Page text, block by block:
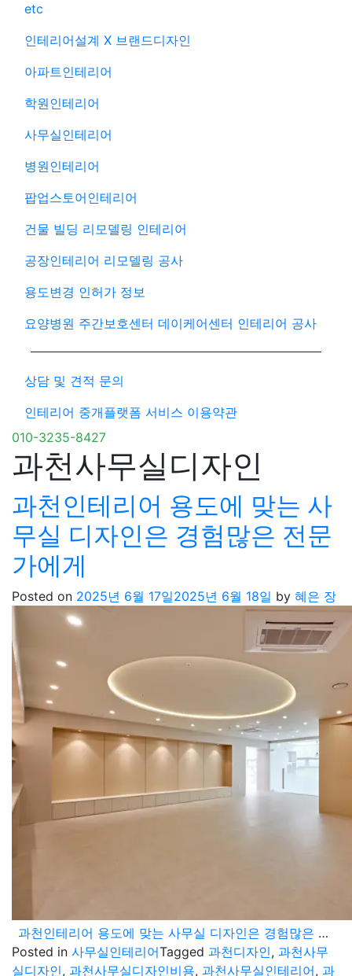
etc
인테리어설계 X 브랜드디자인
아파트인테리어
학원인테리어
사무실인테리어
병원인테리어
팝업스토어인테리어
건물 빌딩 리모델링 인테리어
공장인테리어 리모델링 공사
용도변경 인허가 정보
요양병원 주간보호센터 데이케어센터 인테리어 공사
상담 및 견적 문의
인테리어 중개플랫폼 서비스 이용약관
010-3235-8427
과천사무실디자인
과천인테리어 용도에 맞는 사
무실 디자인은 경험많은 전문
가에게
Posted on 2025년 6월 17일2025년 6월 18일 by 혜은 장
과천인테리어 용도에 맞는 사무실 디자인은 경험많은 전문가에게
Posted in 사무실인테리어Tagged 과천디자인, 과천사무
실디자인, 과천사무실디자인비용, 과천사무실인테리어, 과